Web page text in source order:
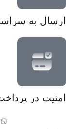
ارسال به
امنیت در